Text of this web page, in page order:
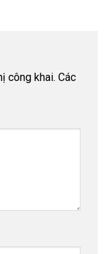
công khai. Các